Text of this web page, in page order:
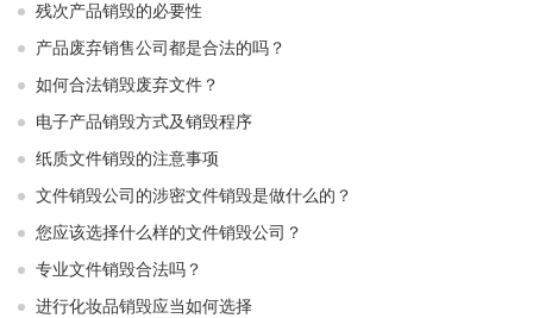
残次产品销毁的必要性
产品废弃销售公司都是合法的吗？
如何合法销毁废弃文件？
电子产品销毁方式及销毁程序
纸质文件销毁的注意事项
文件销毁公司的涉密文件销毁是做什么的？
您应该选择什么样的文件销毁公司？
专业文件销毁合法吗？
进行化妆品销毁应当如何选择